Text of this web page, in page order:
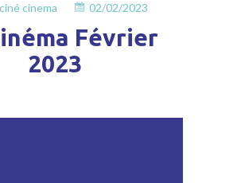
cinema 02/02/2023
Février
2023